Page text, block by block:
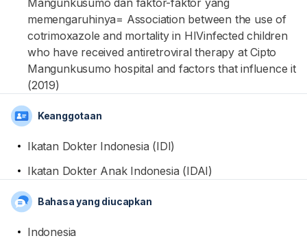
Mangunkusumo dan faktor-faktor yang
memengaruhinya= Association between the use of
cotrimoxazole and mortality in HIVinfected children
who have received antiretroviral therapy at Cipto
Mangunkusumo hospital and factors that influence it
(2019)
Keanggotaan
Ikatan Dokter Indonesia (IDI)
Ikatan Dokter Anak Indonesia (IDAI)
Bahasa yang diucapkan
Indonesia